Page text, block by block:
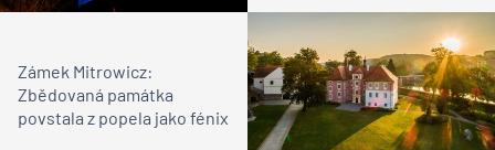
Zámek Mitrowicz:
Zbědovaná památka
povstala z popela jako fénix